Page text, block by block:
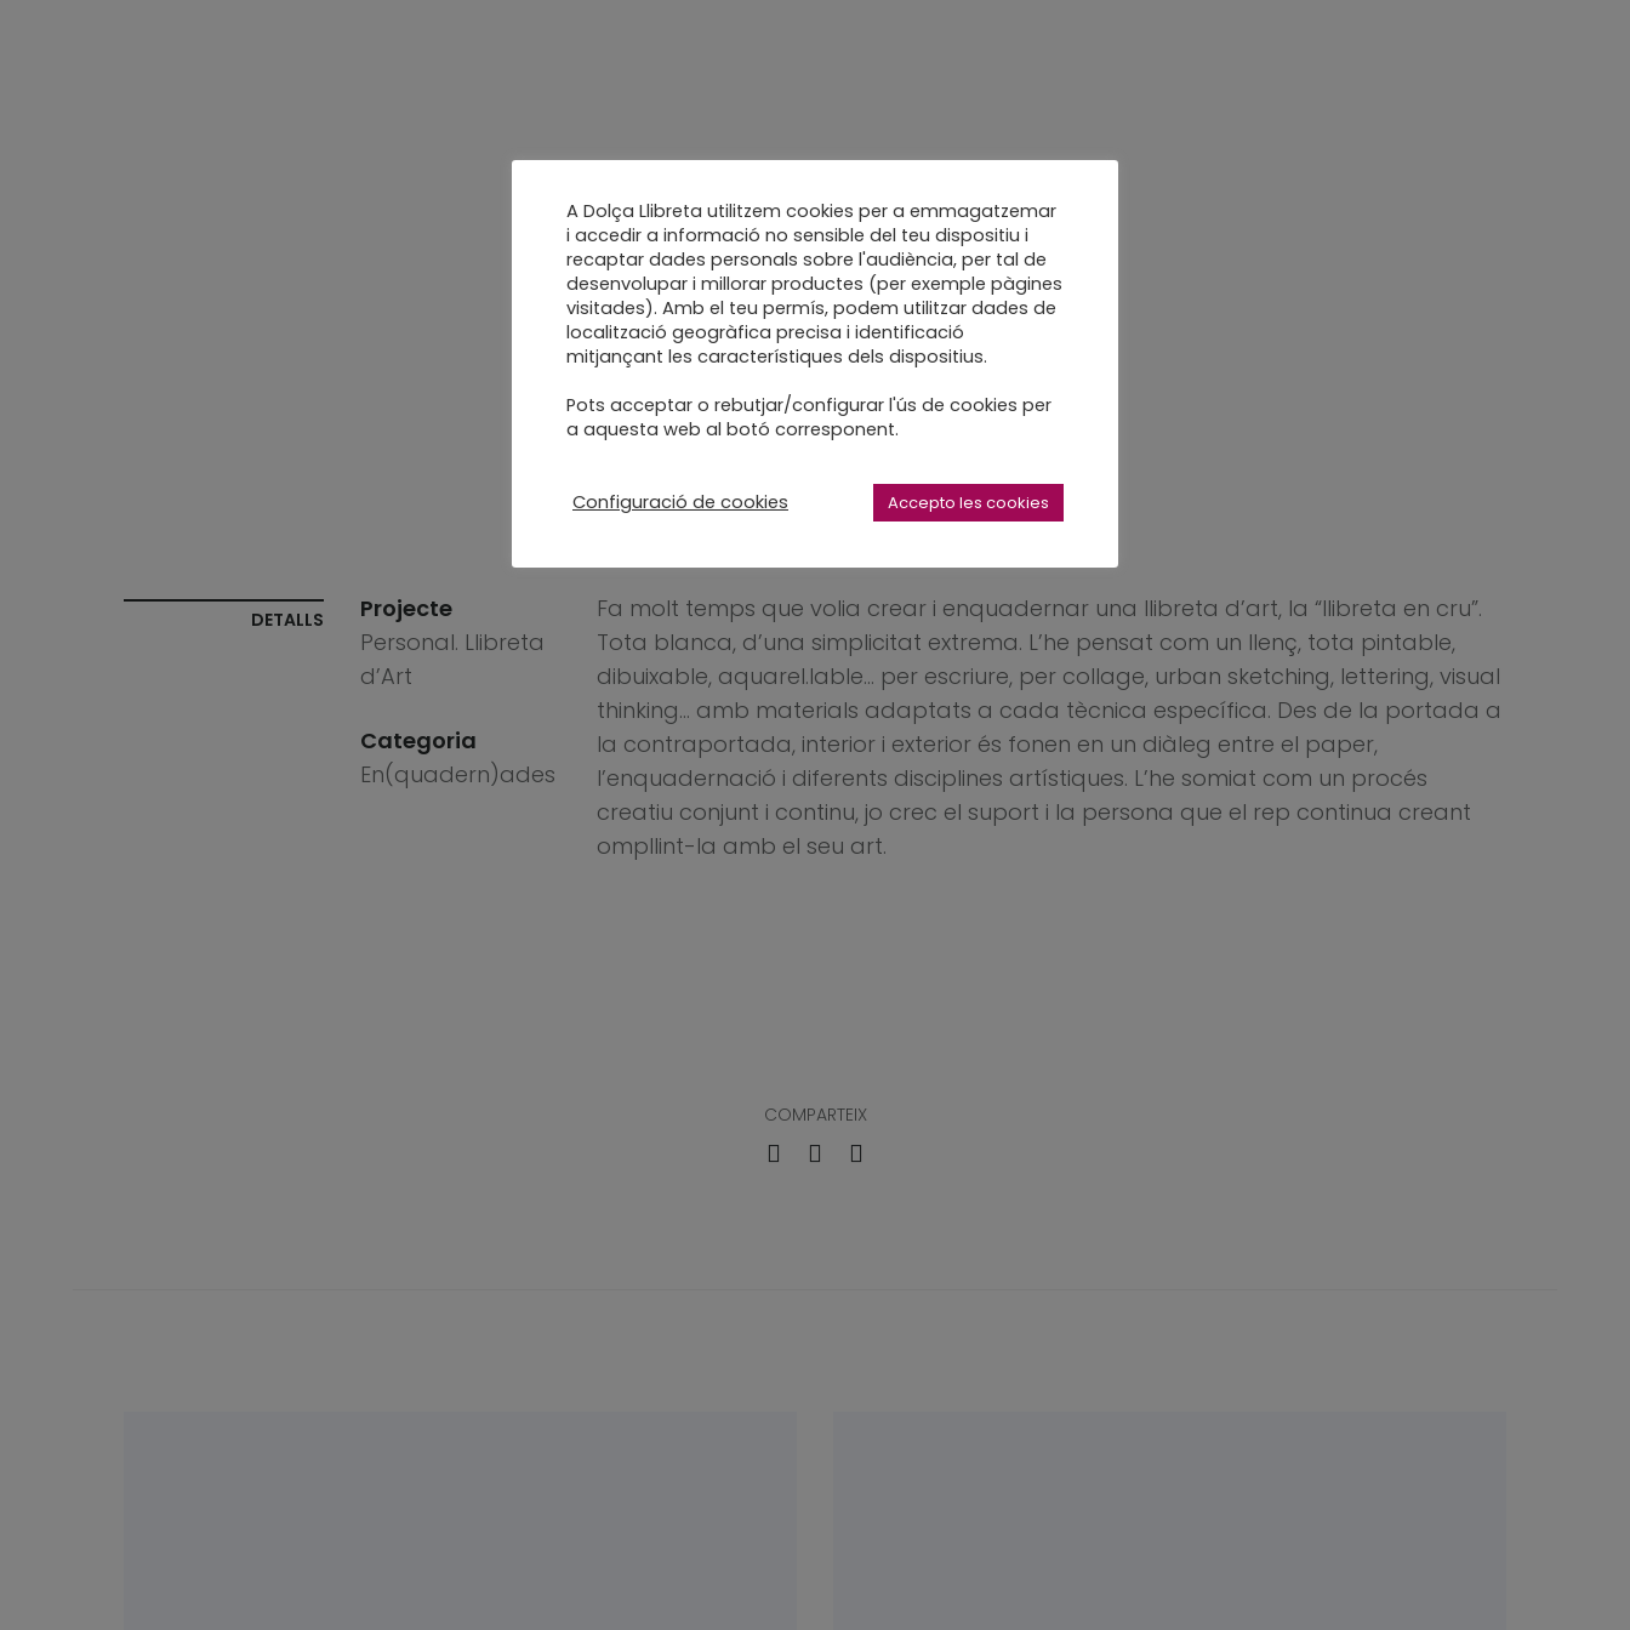
DETALLS
Projecte
Personal. Llibreta
d’Art
Categoria
En(quadern)ades
Fa molt temps que volia crear i enquadernar una llibreta d’art, la “llibreta en cru”.
Tota blanca, d’una simplicitat extrema. L’he pensat com un llenç, tota pintable,
dibuixable, aquarel.lable… per escriure, per collage, urban sketching, lettering, visual
thinking… amb materials adaptats a cada tècnica específica. Des de la portada a
la contraportada, interior i exterior és fonen en un diàleg entre el paper,
l’enquadernació i diferents disciplines artístiques. L’he somiat com un procés
creatiu conjunt i continu, jo crec el suport i la persona que el rep continua creant
ompllint-la amb el seu art.
COMPARTEIX
A Dolça Llibreta utilitzem cookies per a emmagatzemar
i accedir a informació no sensible del teu dispositiu i
recaptar dades personals sobre l'audiència, per tal de
desenvolupar i millorar productes (per exemple pàgines
visitades). Amb el teu permís, podem utilitzar dades de
localització geogràfica precisa i identificació
mitjançant les característiques dels dispositius.
Pots acceptar o rebutjar/configurar l'ús de cookies per
a aquesta web al botó corresponent.
Configuració de cookies Accepto les cookies